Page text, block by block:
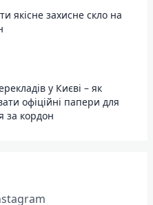
якісне захисне скло на
у Києві – як
офіційні папери для
за кордон